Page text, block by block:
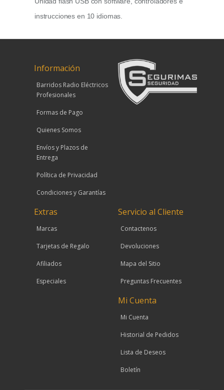
instrucciones en 10 idiomas.
Información
Barridos Radio Eléctricos
Profesionales
Formas de Pago
Quienes Somos
Envíos y Plazos de
Entrega
Política de Privacidad
Condiciones y Garantías
Servicio al Cliente
Contactenos
Devoluciones
Mapa del Sitio
Preguntas Frecuentes
Extras
Marcas
Tarjetas de Regalo
Afiliados
Especiales
Mi Cuenta
Mi Cuenta
Historial de Pedidos
Lista de Deseos
Boletín